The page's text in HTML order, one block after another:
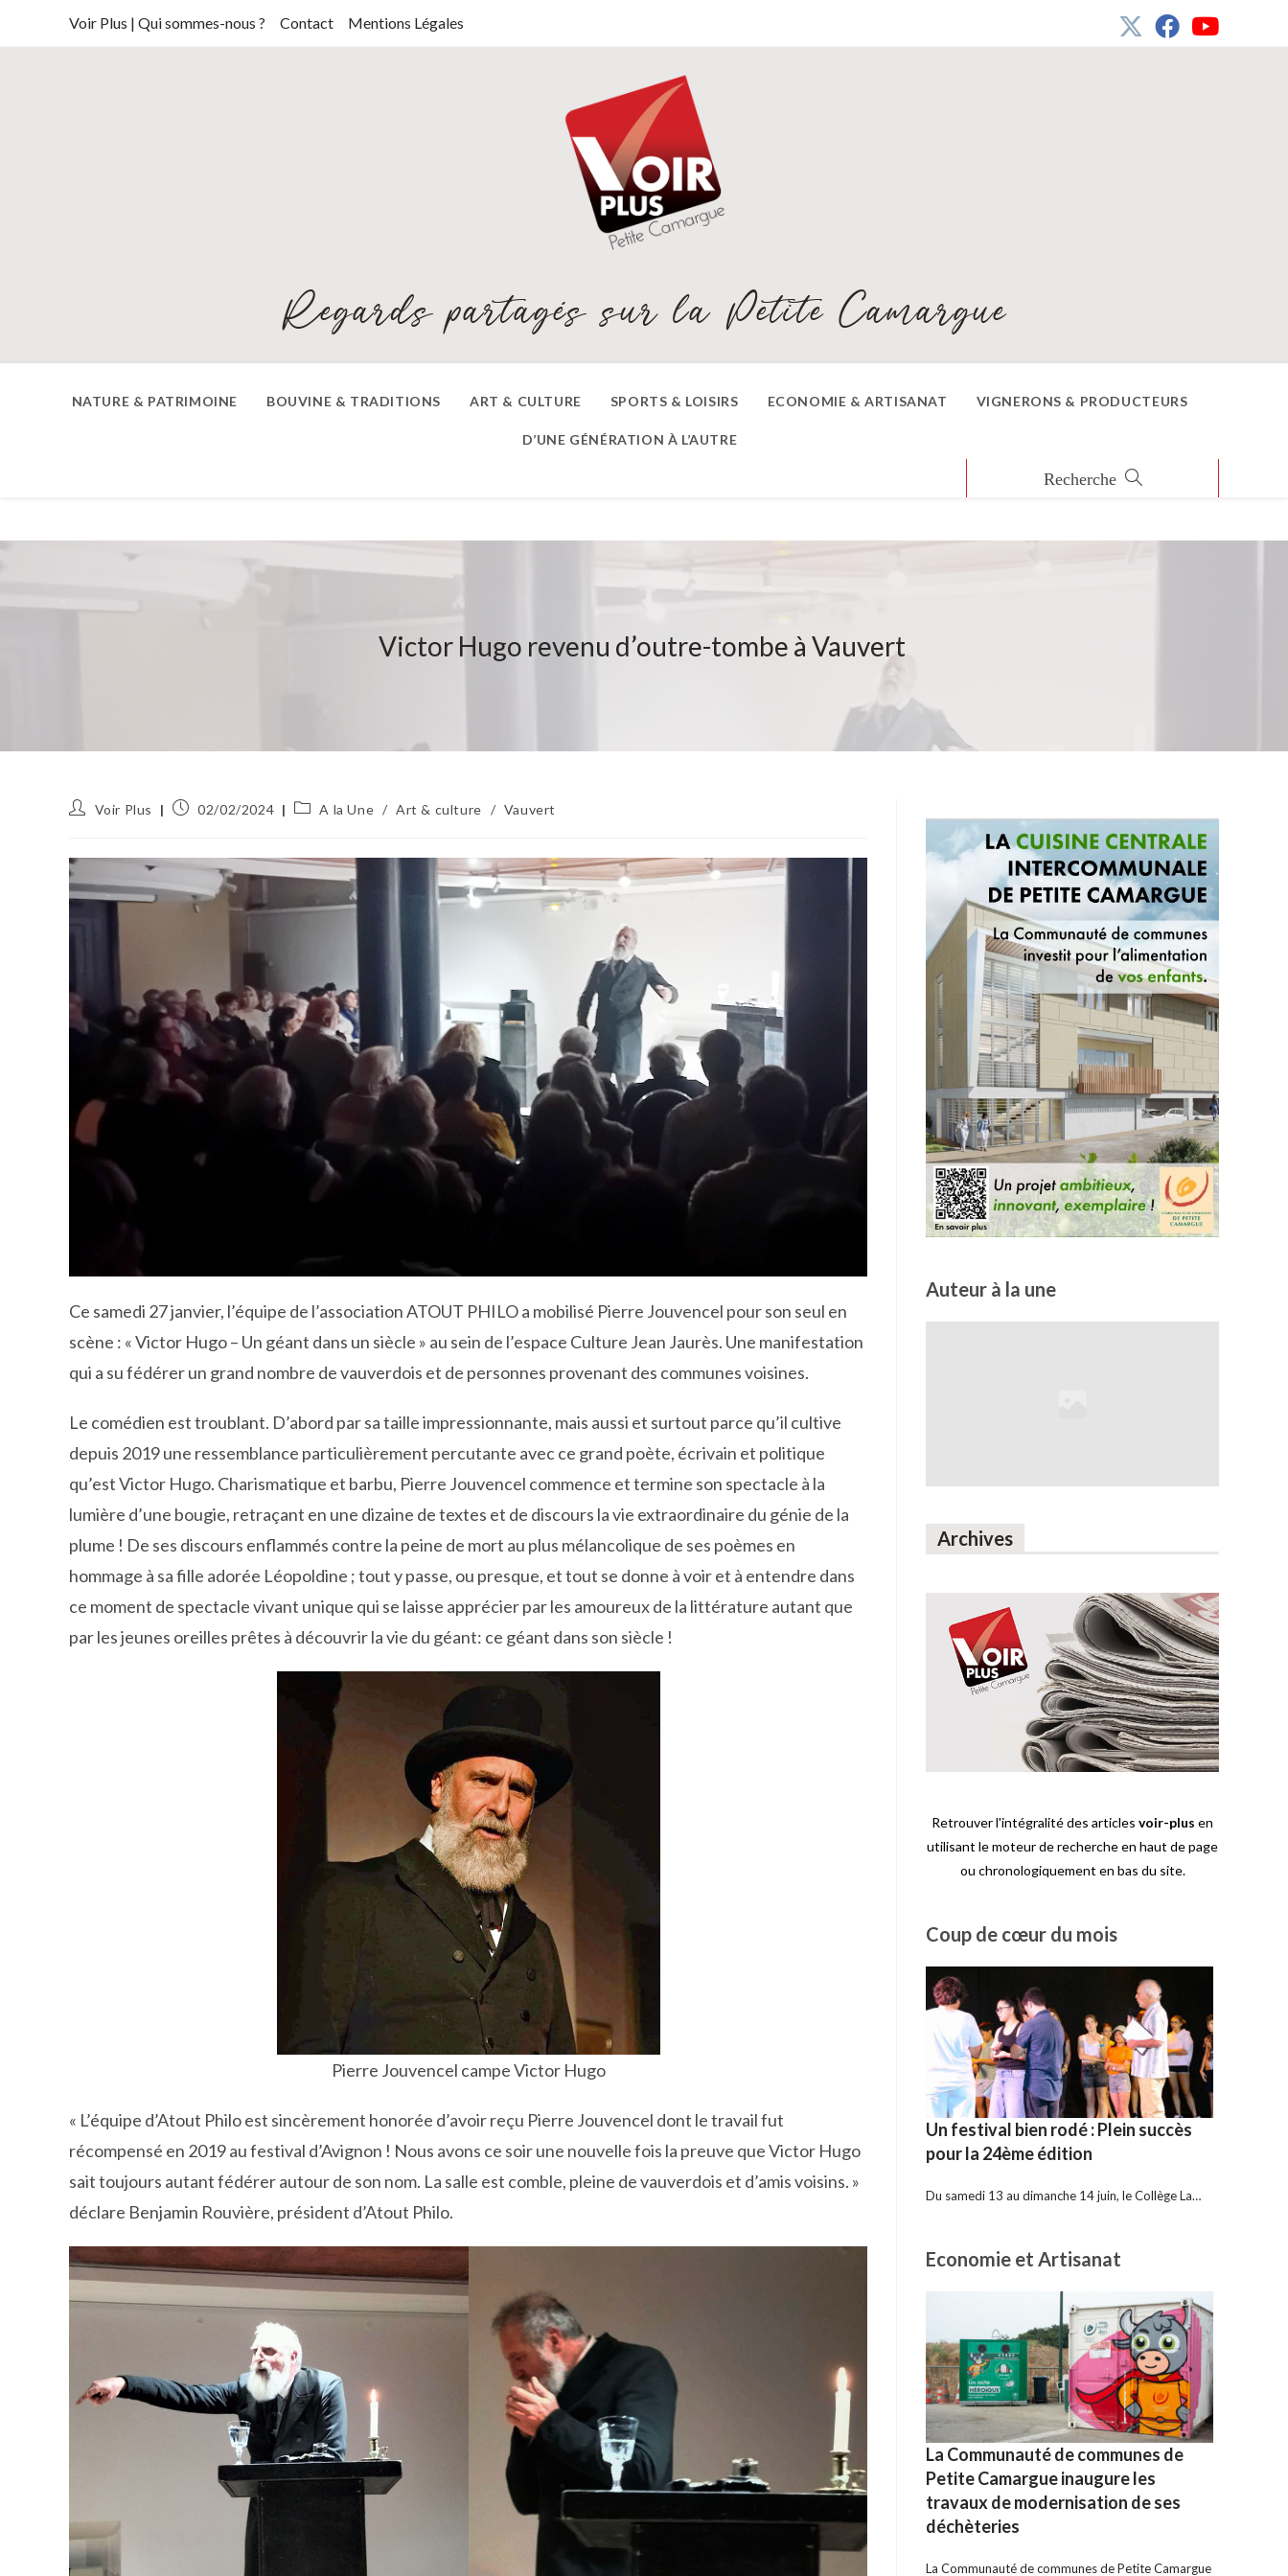
Voir Plus | Qui sommes-nous ? Contact Mentions Légales
Regards partagés sur la Petite Camargue
NATURE & PATRIMOINE BOUVINE & TRADITIONS ART & CULTURE SPORTS & LOISIRS ECONOMIE & ARTISANAT VIGNERONS & PRODUCTEURS
D’UNE GÉNÉRATION À L’AUTRE
Victor Hugo revenu d’outre-tombe à Vauvert
Auteur/autrice
publication :
Voir Plus
Publication
02/02/2024
PostA la Une / Art & culture / Vauvert
Ce samedi 27 janvier, l’équipe de l’association ATOUT PHILO a mobilisé Pierre Jouvencel pour son seul en
scène : « Victor Hugo – Un géant dans un siècle » au sein de l’espace Culture Jean Jaurès. Une manifestation
qui a su fédérer un grand nombre de vauverdois et de personnes provenant des communes voisines.
Le comédien est troublant. D’abord par sa taille impressionnante, mais aussi et surtout parce qu’il cultive
depuis 2019 une ressemblance particulièrement percutante avec ce grand poète, écrivain et politique
qu’est Victor Hugo. Charismatique et barbu, Pierre Jouvencel commence et termine son spectacle à la
lumière d’une bougie, retraçant en une dizaine de textes et de discours la vie extraordinaire du génie de la
plume ! De ses discours enflammés contre la peine de mort au plus mélancolique de ses poèmes en
hommage à sa fille adorée Léopoldine ; tout y passe, ou presque, et tout se donne à voir et à entendre dans
ce moment de spectacle vivant unique qui se laisse apprécier par les amoureux de la littérature autant que
par les jeunes oreilles prêtes à découvrir la vie du géant: ce géant dans son siècle !
Pierre Jouvencel campe Victor Hugo
« L’équipe d’Atout Philo est sincèrement honorée d’avoir reçu Pierre Jouvencel dont le travail fut
récompensé en 2019 au festival d’Avignon ! Nous avons ce soir une nouvelle fois la preuve que Victor Hugo
sait toujours autant fédérer autour de son nom. La salle est comble, pleine de vauverdois et d’amis voisins. »
déclare Benjamin Rouvière, président d’Atout Philo.
Auteur à la une
Archives
Retrouver l'intégralité des articles voir-plus en
utilisant le moteur de recherche en haut de page
ou chronologiquement en bas du site.
Coup de cœur du mois
Un festival bien rodé : Plein succès
pour la 24ème édition
Du samedi 13 au dimanche 14 juin, le Collège La…
Economie et Artisanat
La Communauté de communes de
Petite Camargue inaugure les
travaux de modernisation de ses
déchèteries
La Communauté de communes de Petite Camargue